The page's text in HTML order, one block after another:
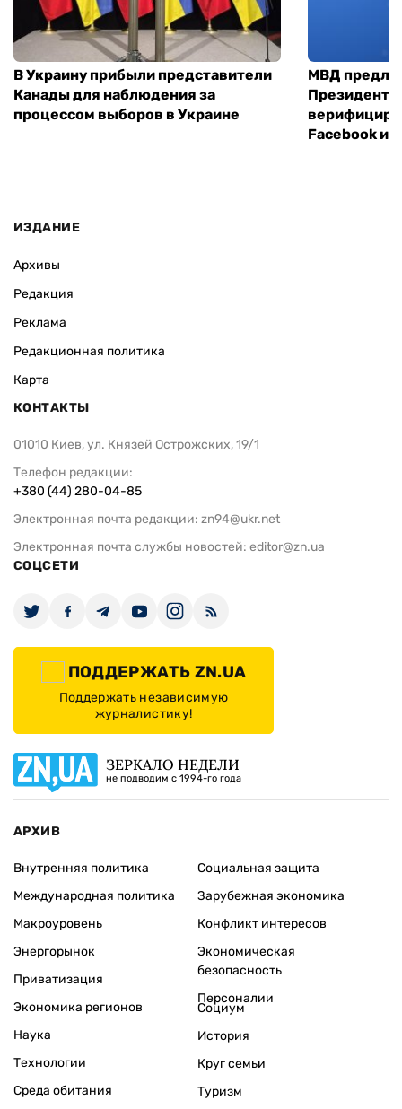
В Украину прибыли представители
Канады для наблюдения за
процессом выборов в Украине
МВД
Facebook и
ИЗДАНИЕ
Архивы
Редакция
Реклама
Редакционная политика
Карта
КОНТАКТЫ
01010 Киев, ул. Князей Острожских, 19/1
Телефон редакции:
+380 (44) 280-04-85
Электронная почта редакции: zn94@ukr.net
Электронная почта службы новостей: editor@zn.ua
СОЦСЕТИ
ПОДДЕРЖАТЬ ZN.UA
Поддержать независимую
журналистику!
ЗЕРКАЛО НЕДЕЛИ
не подводим с 1994-го года
АРХИВ
Внутренняя политика
Международная политика
Макроуровень
Энергорынок
Приватизация
Экономика регионов
Социальная защита
Зарубежная экономика
Конфликт интересов
Экономическая
безопасность
Персоналии
Наука
Технологии
Среда обитания
Социум
История
Круг семьи
Туризм